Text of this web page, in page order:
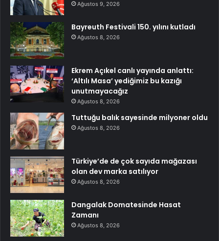
Ağustos 9, 2026
Bayreuth Festivali 150. yılını kutladı
Ağustos 8, 2026
Ekrem Açıkel canlı yayında anlattı:
‘Altılı Masa’ yediğimiz bu kazığı
unutmayacağız
Ağustos 8, 2026
Tuttuğu balık sayesinde milyoner oldu
Ağustos 8, 2026
Türkiye’de de çok sayıda mağazası
olan dev marka satılıyor
Ağustos 8, 2026
Dangalak Domatesinde Hasat
Zamanı
Ağustos 8, 2026